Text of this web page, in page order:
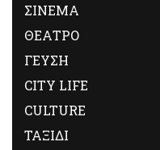
ΣΙΝΕΜΑ
ΘΕΑΤΡΟ
ΓΕΥΣΗ
CITY LIFE
CULTURE
ΤΑΞΙΔΙ